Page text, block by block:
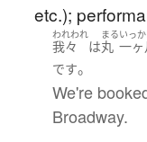
etc.);
われわれ
我々 は
まる
丸
いっ
一ヶ
です。
We're
Broadway.